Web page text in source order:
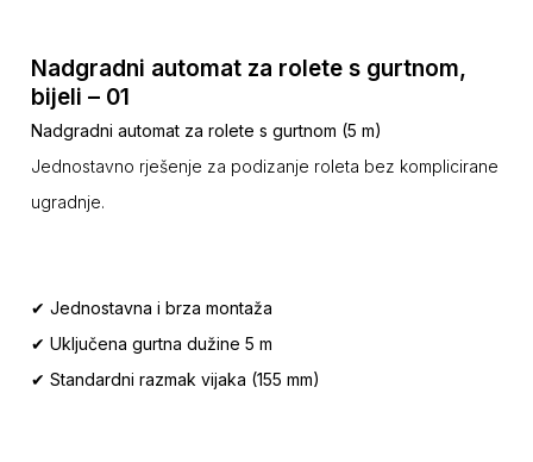
Nadgradni automat za rolete s gurtnom,
bijeli – 01
Nadgradni automat za rolete s gurtnom (5 m)
Jednostavno rješenje za podizanje roleta bez komplicirane
ugradnje.
✔ Jednostavna i brza montaža
✔ Uključena gurtna dužine 5 m
✔ Standardni razmak vijaka (155 mm)